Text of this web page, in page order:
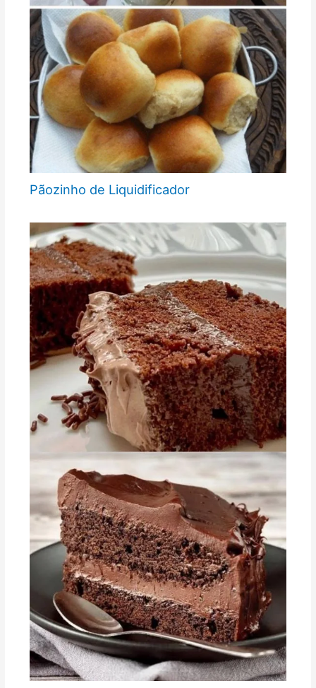
Pãozinho de Liquidificador